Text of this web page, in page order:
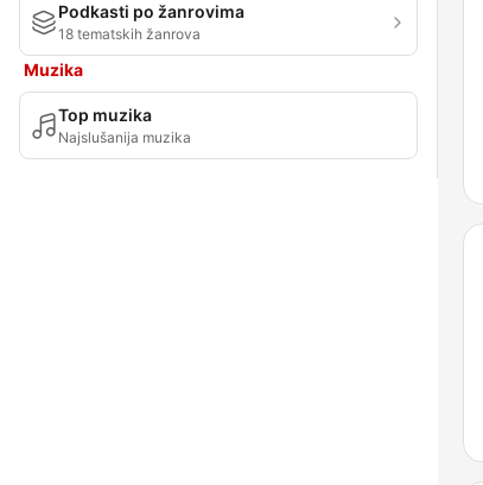
Podkasti po žanrovima
18 tematskih žanrova
Muzika
Top muzika
Najslušanija muzika